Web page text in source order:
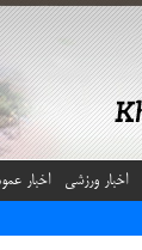
اخبار ورزشی اخبار